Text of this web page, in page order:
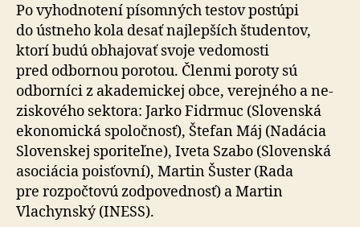
Po vyhodnotení písomných testov postúpi
do ústneho kola desať naj­lepších študentov,
ktorí budú ob­ha­jovať svoje vedo­mosti
pred odbornou porotou. Členmi poroty sú
odbor­níci z aka­de­mickej obce, verejného a ne­
zisko­vého sektora: Jarko Fidrmuc (Slovenská
eko­no­mická spoloč­nosť), Štefan Máj (Nadácia
Slo­venskej spori­teľne), Iveta Szabo (Slo­venská
aso­ciácia poisťovní), Martin Šuster (Rada
pre roz­počtovú zod­poved­nosť) a Martin
Vlachynský (INESS).